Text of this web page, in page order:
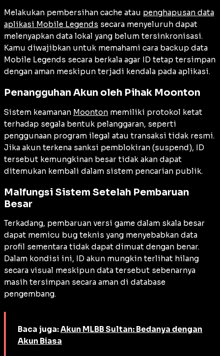
Melakukan pembersihan cache atau penghapusan data
aplikasi Mobile Legends secara menyeluruh dapat
melenyapkan data lokal yang belum tersinkronisasi.
Kamu diwajibkan untuk memahami cara backup data
Mobile Legends secara berkala agar ID tetap tersimpan
dengan aman meskipun terjadi kendala pada aplikasi.
Penangguhan Akun oleh Pihak Moonton
Sistem keamanan Moonton memiliki protokol ketat
terhadap segala bentuk pelanggaran, seperti
penggunaan program ilegal atau transaksi tidak resmi.
Jika akun terkena sanksi pemblokiran (suspend), ID
tersebut kemungkinan besar tidak akan dapat
ditemukan kembali dalam sistem pencarian publik.
Malfungsi Sistem Setelah Pembaruan
Besar
Terkadang, pembaruan versi game dalam skala besar
dapat memicu bug teknis yang menyebabkan data
profil sementara tidak dapat dimuat dengan benar.
Dalam kondisi ini, ID akun mungkin terlihat hilang
secara visual meskipun data tersebut sebenarnya
masih tersimpan secara aman di database
pengembang.
Baca juga:Akun MLBB Sultan: Bedanya dengan
Akun Biasa